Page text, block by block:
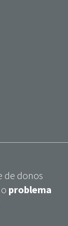
de donos
problema